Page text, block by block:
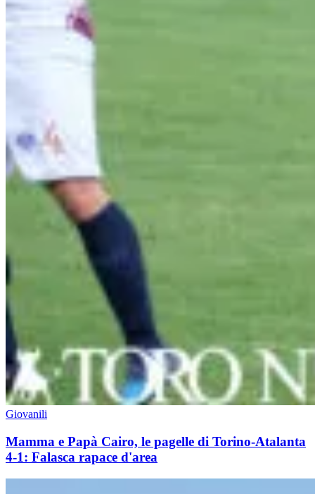
Giovanili
Mamma e Papà Cairo, le pagelle di Torino-Atalanta
4-1: Falasca rapace d'area